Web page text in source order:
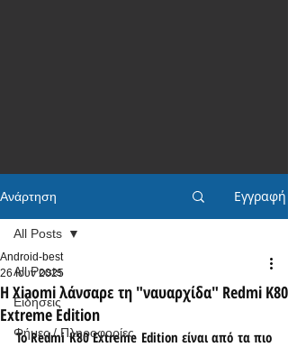
Ανάρτηση Εγγραφή
All Posts
Ειδήσεις
Φήμες / Πληροφορίες
All Posts
Η Xiaomi λάνσαρε τη "ναυαρχίδα" Redmi K80
Extreme Edition
Android-best
26 Ιουν 2025
Το Redmi K80 Extreme Edition είναι από τα πιο